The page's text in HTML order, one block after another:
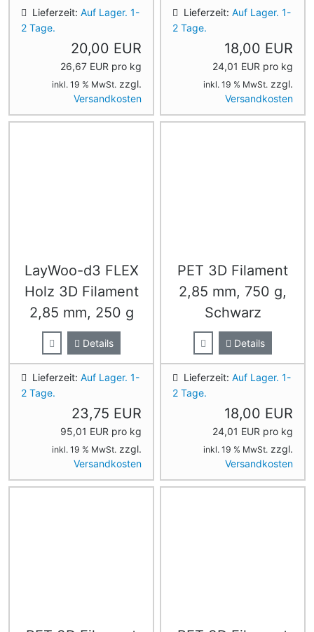
Lieferzeit: Auf Lager. 1-
2 Tage.
20,00 EUR
26,67 EUR pro kg
inkl. 19 % MwSt. zzgl.
Versandkosten
Lieferzeit: Auf Lager. 1-
2 Tage.
18,00 EUR
24,01 EUR pro kg
inkl. 19 % MwSt. zzgl.
Versandkosten
LayWoo-d3 FLEX
Holz 3D Filament
2,85 mm, 250 g
Details
Lieferzeit: Auf Lager. 1-
2 Tage.
23,75 EUR
95,01 EUR pro kg
inkl. 19 % MwSt. zzgl.
Versandkosten
PET 3D Filament
2,85 mm, 750 g,
Schwarz
Details
Lieferzeit: Auf Lager. 1-
2 Tage.
18,00 EUR
24,01 EUR pro kg
inkl. 19 % MwSt. zzgl.
Versandkosten